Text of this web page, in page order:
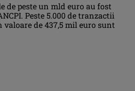
de peste un mld euro au fost
Peste 5.000 de tranzactii
de 437,5 mil euro sunt